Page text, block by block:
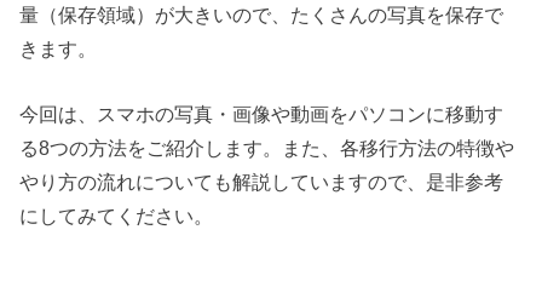
量（保存領域）が大きいので、たくさんの写真を保存で
きます。
今回は、スマホの写真・画像や動画をパソコンに移動す
る8つの方法をご紹介します。また、各移行方法の特徴や
やり方の流れについても解説していますので、是非参考
にしてみてください。